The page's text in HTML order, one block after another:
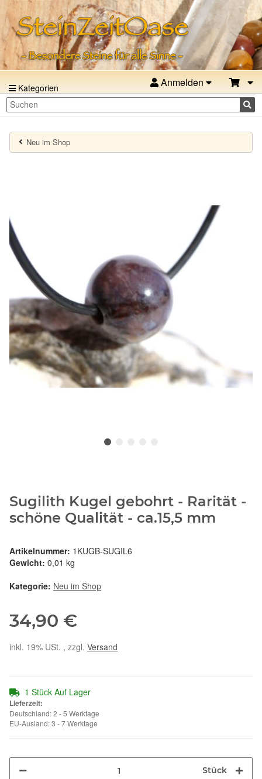
Kategorien Anmelden
Neu im Shop
Sugilith Kugel gebohrt - Rarität -
schöne Qualität - ca.15,5 mm
Artikelnummer: 1KUGB-SUGIL6
Gewicht: 0,01 kg
Kategorie: Neu im Shop
34,90 €
inkl. 19% USt. , zzgl. Versand
1 Stück Auf Lager
Lieferzeit:
Deutschland: 2 - 5 Werktage
EU-Ausland: 3 - 7 Werktage
Stück